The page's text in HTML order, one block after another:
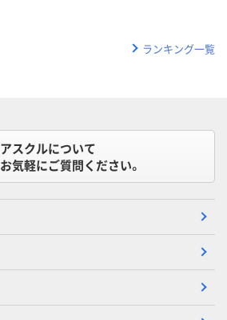
ランキング一覧
アスクルについて
お気軽にご質問ください。